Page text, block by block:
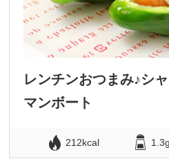
レンチンおつまみ♪シ
マンボート
212kcal 1.3g